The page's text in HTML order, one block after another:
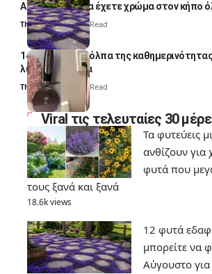
Αύγουστο για να έχετε χρώμα στον κήπο
Thali Ombre7 Min Read
14 πανέξυπνα κόλπα της
λύσουν τα χέρια
Thali Ombre 6 Min Read
Viral τις τελευταίες 30
Τα φυτεύεις
ανθίζουν για
φυτά που
τους ξανά και ξανά
18.6k views
12 φυτά
μπορείτε να
Αύγουστο για